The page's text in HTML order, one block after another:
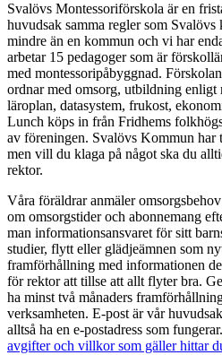
Svalövs Montessoriförskola är en
huvudsak samma regler som
mindre än en kommun och vi har
arbetar 15 pedagoger som är
med montessoripåbyggnad.
ordnar med omsorg, utbildning enligt
läroplan, datasystem, frukost,
Lunch köps in från Fridhems
av föreningen. Svalövs Kommun har
men vill du klaga på något ska du
rektor.
Våra föräldrar anmäler
om omsorgstider och abonnemang
man informationsansvaret för sitt
studier, flytt eller glädjeämnen som
framförhållning med informationen
för rektor att tillse att allt flyter bra.
ha minst två månaders
verksamheten. E-post är vår
alltså ha en e-postadress som fungerar.
avgifter och villkor som gäller hittar